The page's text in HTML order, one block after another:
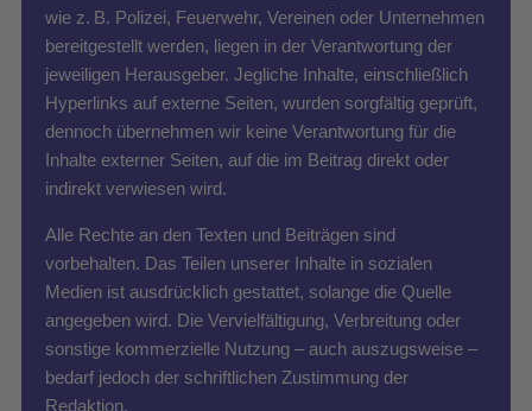
wie z. B. Polizei, Feuerwehr, Vereinen oder Unternehmen
bereitgestellt werden, liegen in der Verantwortung der
jeweiligen Herausgeber. Jegliche Inhalte, einschließlich
Hyperlinks auf externe Seiten, wurden sorgfältig geprüft,
dennoch übernehmen wir keine Verantwortung für die
Inhalte externer Seiten, auf die im Beitrag direkt oder
indirekt verwiesen wird.
Alle Rechte an den Texten und Beiträgen sind
vorbehalten. Das Teilen unserer Inhalte in sozialen
Medien ist ausdrücklich gestattet, solange die Quelle
angegeben wird. Die Vervielfältigung, Verbreitung oder
sonstige kommerzielle Nutzung – auch auszugsweise –
bedarf jedoch der schriftlichen Zustimmung der
Redaktion.